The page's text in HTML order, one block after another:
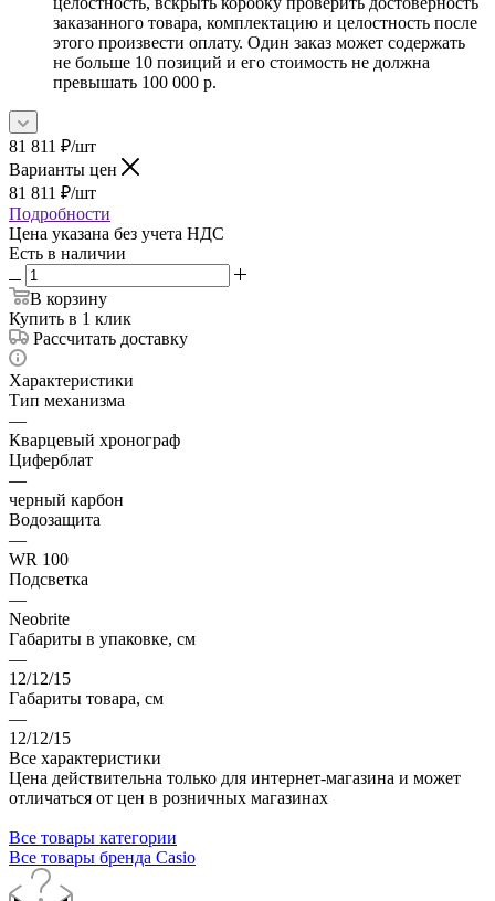
заказанного товара, комплектацию и целостность после
этого произвести оплату. Один заказ может содержать
не больше 10 позиций и его стоимость не должна
превышать 100 000 р.
81 811 ₽/шт
Варианты цен
81 811 ₽/шт
Подробности
Цена указана без учета НДС
Есть в наличии
В корзину
Купить в 1 клик
Рассчитать доставку
Характеристики
Тип механизма
—
Кварцевый хронограф
Циферблат
—
черный карбон
Водозащита
—
WR 100
Подсветка
—
Neobrite
Габариты в упаковке, см
—
12/12/15
Габариты товара, см
—
12/12/15
Все характеристики
Цена действительна только для интернет-магазина и может
отличаться от цен в розничных магазинах
Все товары категории
Все товары бренда Casio